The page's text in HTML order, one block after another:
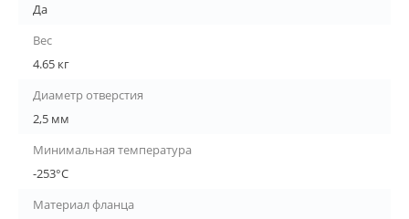
Да
Вес
4.65 кг
Диаметр отверстия
2,5 мм
Минимальная температура
-253°С
Материал фланца